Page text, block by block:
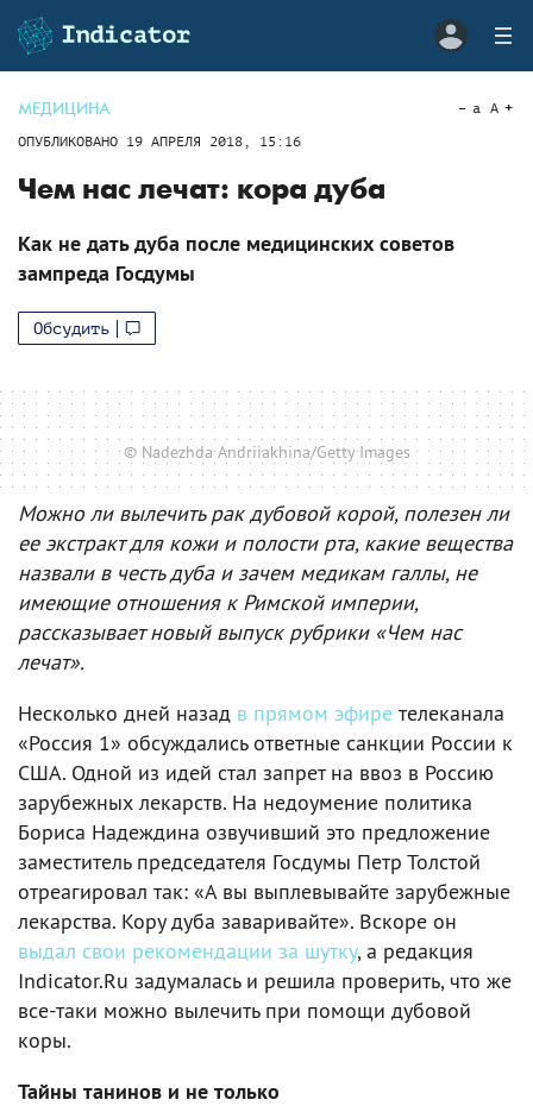
МЕДИЦИНА
ОПУБЛИКОВАНО 19 АПРЕЛЯ 2018, 15:16
a A
Чем нас лечат: кора дуба
Как не дать дуба после медицинских советов
зампреда Госдумы
Обсудить
© Nadezhda Andriiakhina/Getty Images
Можно ли вылечить рак дубовой корой, полезен ли
ее экстракт для кожи и полости рта, какие вещества
назвали в честь дуба и зачем медикам галлы, не
имеющие отношения к Римской империи,
рассказывает новый выпуск рубрики «Чем нас
лечат».
Несколько дней назад в прямом эфире телеканала
«Россия 1» обсуждались ответные санкции России к
США. Одной из идей стал запрет на ввоз в Россию
зарубежных лекарств. На недоумение политика
Бориса Надеждина озвучивший это предложение
заместитель председателя Госдумы Петр Толстой
отреагировал так: «А вы выплевывайте зарубежные
лекарства. Кору дуба заваривайте». Вскоре он
выдал свои рекомендации за шутку, а редакция
Indicator.Ru задумалась и решила проверить, что же
все-таки можно вылечить при помощи дубовой
коры.
Тайны танинов и не только